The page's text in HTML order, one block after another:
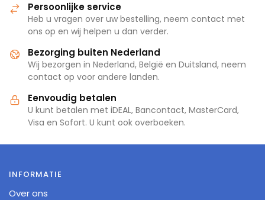
Persoonlijke service
Heb u vragen over uw bestelling, neem contact met
ons op en wij helpen u dan verder.
Bezorging buiten Nederland
Wij bezorgen in Nederland, België en Duitsland, neem
contact op voor andere landen.
Eenvoudig betalen
U kunt betalen met iDEAL, Bancontact, MasterCard,
Visa en Sofort. U kunt ook overboeken.
INFORMATIE
Over ons